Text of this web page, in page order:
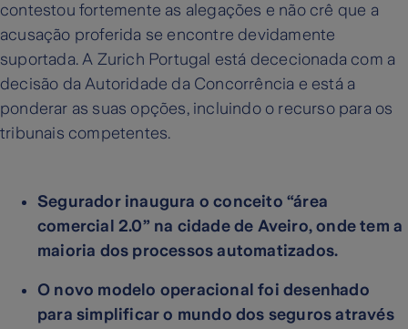
contestou fortemente as alegações e não crê que a
acusação proferida se encontre devidamente
suportada. A Zurich Portugal está dececionada com a
decisão da Autoridade da Concorrência e está a
ponderar as suas opções, incluindo o recurso para os
tribunais competentes.
Segurador inaugura o conceito “área
comercial 2.0” na cidade de Aveiro, onde tem a
maioria dos processos automatizados.
O novo modelo operacional foi desenhado
para simplificar o mundo dos seguros através